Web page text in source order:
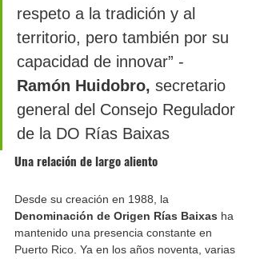
respeto a la tradición y al
territorio, pero también por su
capacidad de innovar” -
Ramón Huidobro, secretario
general del Consejo Regulador
de la DO Rías Baixas
Una relación de largo aliento
Desde su creación en 1988, la
Denominación de Origen Rías Baixas ha
mantenido una presencia constante en
Puerto Rico. Ya en los años noventa, varias